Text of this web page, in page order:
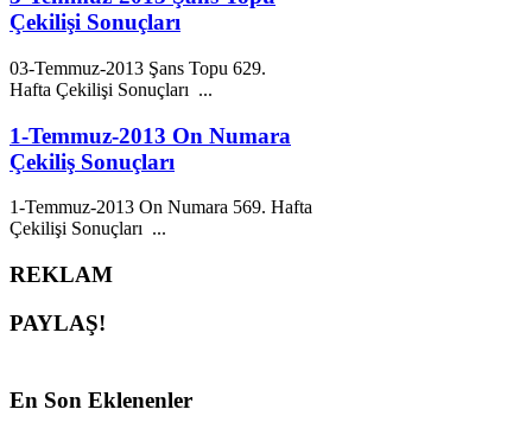
Çekilişi Sonuçları
03-Temmuz-2013 Şans Topu 629.
Hafta Çekilişi Sonuçları ...
1-Temmuz-2013 On Numara
Çekiliş Sonuçları
1-Temmuz-2013 On Numara 569. Hafta
Çekilişi Sonuçları ...
REKLAM
PAYLAŞ!
En Son Eklenenler